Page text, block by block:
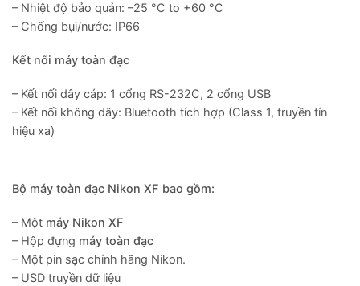
– Nhiệt độ bảo quản: –25 °C to +60 °C
– Chống bụi/nước: IP66
Kết nối máy toàn đạc
– Kết nối dây cáp: 1 cổng RS-232C, 2 cổng USB
– Kết nối không dây: Bluetooth tích hợp (Class 1, truyền tín
hiệu xa)
Bộ máy toàn đạc Nikon XF bao gồm:
– Một máy Nikon XF
– Hộp đựng máy toàn đạc
– Một pin sạc chính hãng Nikon.
– USD truyền dữ liệu